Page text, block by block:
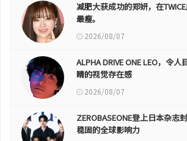
减肥大获成功的郑妍，在
最瘦。
2026/08/07
ALPHA DRIVE ONE LEO，令人
睛的视觉存在感
2026/08/07
ZEROBASEONE登上日本杂志封
稳固的全球影响力